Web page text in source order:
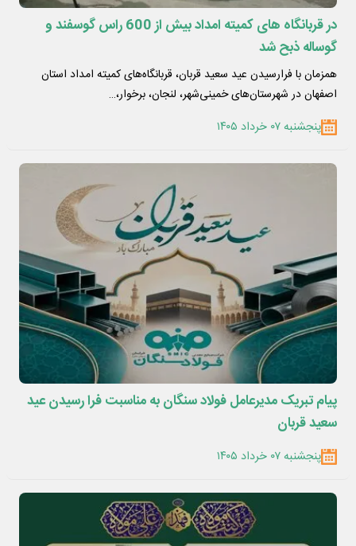
در قربانگاه های کمیته امداد بیش از 600 راس گوسفند و
گوساله ذبح شد
همزمان با فرارسیدن عید سعید قربان، قربانگاه‌های کمیته امداد استان
اصفهان در شهرستان‌های خمینی‌شهر، لنجان، برخوار،…
پنجشنبه ۰۷ خرداد ۱۴۰۵
پیام تبریک مدیرعامل فولاد سنگان به مناسبت فرا رسیدن عید
سعید قربان
پنجشنبه ۰۷ خرداد ۱۴۰۵